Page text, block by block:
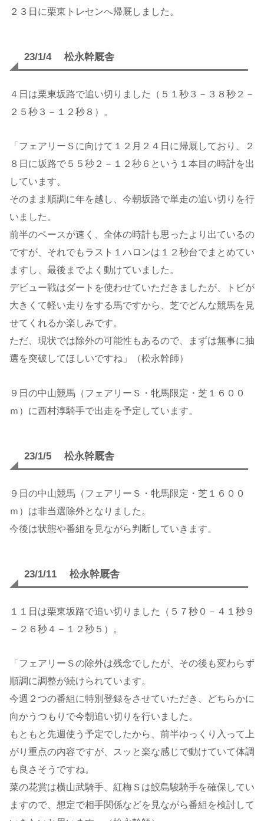
２３日に栗東トレセンへ帰厩しました。
23/1/4 松永幹厩舎
４日は栗東坂路で追い切りました（５１秒３－３８秒２－
２５秒３－１２秒８）。
「フェアリーＳに向けて１２月２４日に帰厩しており、２
８日に坂路で５５秒２－１２秒６という１本目の時計を出
しています。
そのまま順調に年を越し、今朝坂路で単走の追い切りを行
いました。
前半のペースが速く、全体の時計も思ったより出ているの
ですが、それでもラスト１ハロンは１２秒台でまとめてい
ますし、最後までよく動けていました。
デビュー戦はダートを使わせていただきましたが、トビが
大きくて軽い走りをする馬ですから、芝でどんな競馬を見
せてくれるか楽しみです。
ただ、現状では除外の可能性もあるので、まずは無事に抽
選を突破してほしいですね」（松永幹師）
９日の中山競馬（フェアリーＳ・牝馬限定・芝１６００
ｍ）に西村淳騎手で出走を予定しています。
23/1/5 松永幹厩舎
９日の中山競馬（フェアリーＳ・牝馬限定・芝１６００
ｍ）は非当選除外となりました。
今後は状態や番組を見ながら判断していきます。
23/1/11 松永幹厩舎
１１日は栗東坂路で追い切りました（５７秒０－４１秒９
－２６秒４－１２秒５）。
「フェアリーＳの除外は残念でしたが、その後も変わらず
順調に調整が続けられています。
今週２つの番組に特別登録をさせていただき、どちらかに
向かうつもりで今朝追い切りを行いました。
もともと先週使う予定でしたから、前半ゆっくり入って上
がり重点の内容ですが、スッと楽な感じで動けていて体調
も良さそうですね。
菜の花賞は横山武騎手、紅梅Ｓは鮫島駿騎手を確保してい
ますので、想定で相手関係などを見ながら番組を検討して